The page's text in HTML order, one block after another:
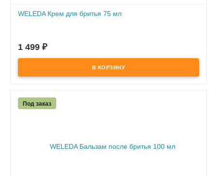
WELEDA Крем для бритья 75 мл
по предоплате
1 499 ₽
Под заказ